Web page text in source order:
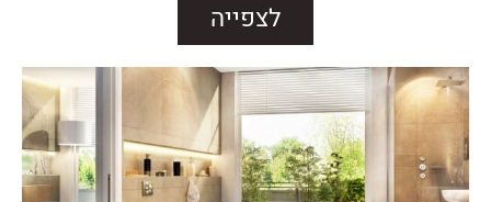
לצפייה